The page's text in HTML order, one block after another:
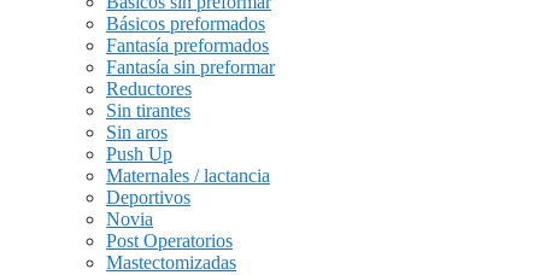
Básicos preformados
Fantasía preformados
Fantasía sin preformar
Reductores
Sin tirantes
Sin aros
Push Up
Maternales / lactancia
Deportivos
Novia
Post Operatorios
Mastectomizadas